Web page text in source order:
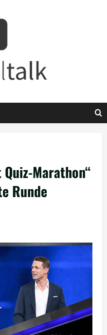
Marathon“
Runde